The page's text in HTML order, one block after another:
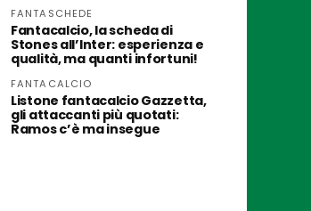
FANTASCHEDE
Fantacalcio, la scheda di
Stones all’Inter: esperienza e
qualità, ma quanti infortuni!
FANTACALCIO
Listone fantacalcio Gazzetta,
gli attaccanti più quotati:
Ramos c’è ma insegue